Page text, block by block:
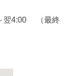
翌4:00 （最終